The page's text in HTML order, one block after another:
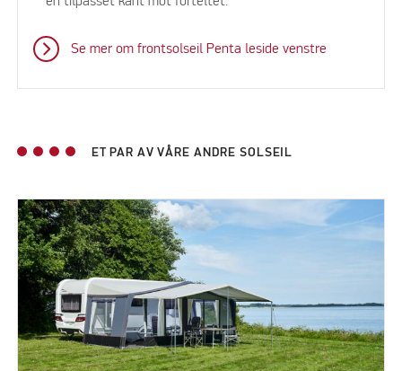
Se mer om frontsolseil Penta leside venstre
ET PAR AV VÅRE ANDRE SOLSEIL